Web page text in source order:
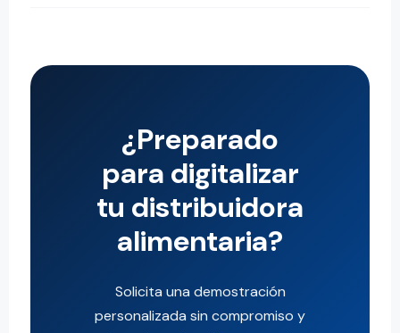
¿Preparado
para digitalizar
tu distribuidora
alimentaria?
Solicita una demostración
personalizada sin compromiso y